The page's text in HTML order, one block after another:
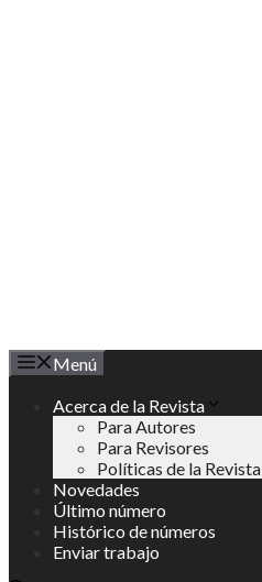
Menú
Acerca de la Revista
Para Autores
Para Revisores
Políticas de la Revista
Novedades
Último número
Histórico de números
Enviar trabajo